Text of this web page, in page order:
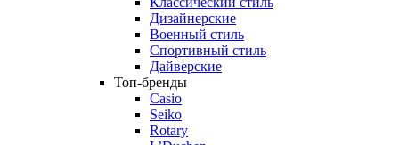
Дизайнерские
Военный стиль
Спортивный стиль
Дайверские
Топ-бренды
Casio
Seiko
Rotary